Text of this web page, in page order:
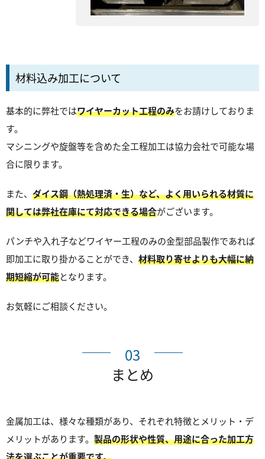
材料込み加工について
基本的に弊社ではワイヤーカット工程のみをお請けしておりま
す。
マシニングや旋盤等を含めた全工程加工は協力会社で可能な場
合に限ります。
また、 ダイス鋼（熱処理済・生）など、よく用いられる材質に
関しては弊社在庫にて対応できる場合がございます。
パンチや入れ子などワイヤー工程のみの金型部品製作であれば
即加工に取り掛かることができ、 材料取り寄せよりも大幅に納
期短縮が可能となります。
お気軽にご相談ください。
03
まとめ
金属加工は、様々な種類があり、それぞれ特徴とメリット・デ
メリットがあります。 製品の形状や性質、用途に合った加工方
法を選ぶことが重要です。